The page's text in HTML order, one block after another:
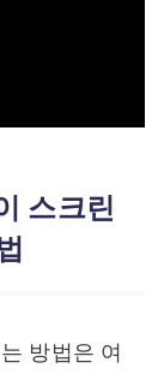
스크린
방법은 여